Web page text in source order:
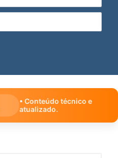
• Conteúdo técnico e
atualizado.